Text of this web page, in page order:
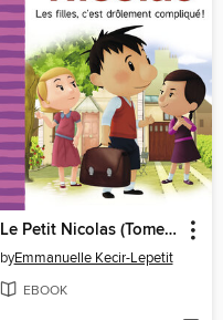
Le Petit Nicolas (Tome 3)--Les filles, c'est drôlement compliqué !
byEmmanuelle Kecir-Lepetit
EBOOK